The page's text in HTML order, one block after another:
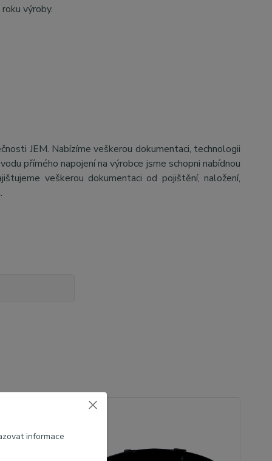
výroby.
JEM. Nabízíme veškerou dokumentaci, technologii
přímého napojení na výrobce jsme schopni nabídnou
veškerou dokumentaci od pojištění, naložení,
informace